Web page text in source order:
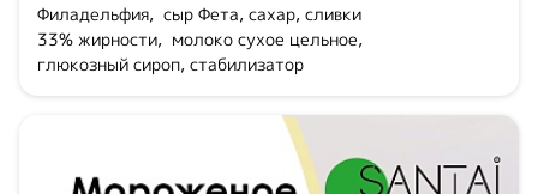
Филадельфия, сыр Фета, сахар, сливки
33% жирности, молоко сухое цельное,
глюкозный сироп, стабилизатор